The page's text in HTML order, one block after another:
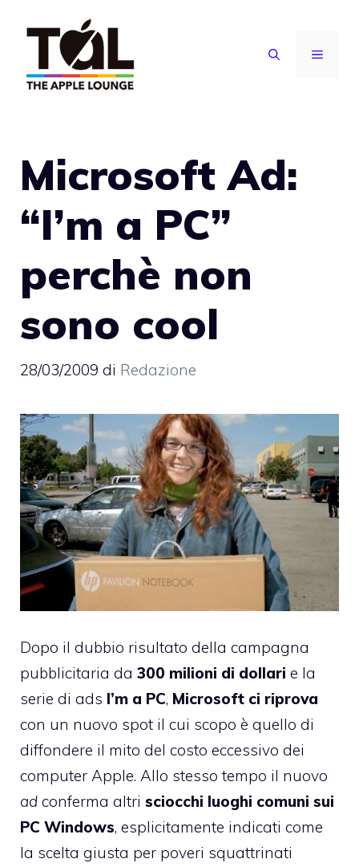
contenuto
MENU
Microsoft Ad:
“I’m a PC”
perchè non
sono cool
28/03/2009 di Redazione
Dopo il dubbio risultato della campagna
pubblicitaria da 300 milioni di dollari e la
serie di ads I’m a PC, Microsoft ci riprova
con un nuovo spot il cui scopo è quello di
diffondere il mito del costo eccessivo dei
computer Apple. Allo stesso tempo il nuovo
ad conferma altri sciocchi luoghi comuni sui
PC Windows, esplicitamente indicati come
la scelta giusta per poveri squattrinati